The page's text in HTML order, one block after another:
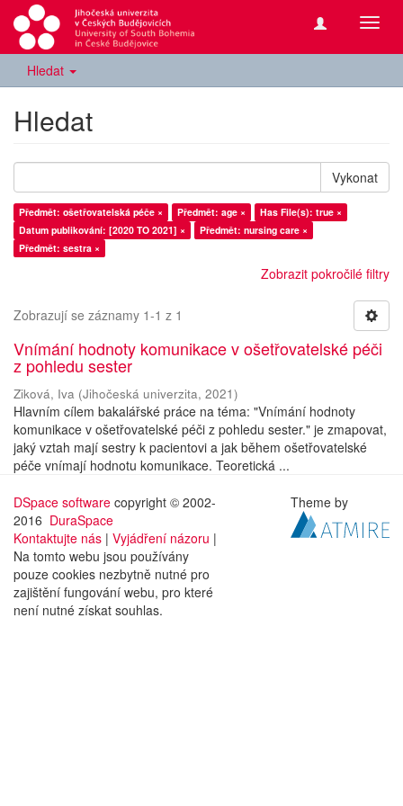
Hledat
Hledat
Vykonat
Předmět: ošetřovatelská péče × Předmět: age ×
Has File(s): true ×
Datum publikování: [2020 TO 2021] ×
Předmět: nursing care ×
Předmět: sestra ×
Zobrazit pokročilé filtry
Zobrazují se záznamy 1-1 z 1
Vnímání hodnoty komunikace v ošetřovatelské péči
z pohledu sester
Ziková, Iva (Jihočeská univerzita, 2021)
Hlavním cílem bakalářské práce na téma: "Vnímání hodnoty
komunikace v ošetřovatelské péči z pohledu sester." je zmapovat,
jaký vztah mají sestry k pacientovi a jak během ošetřovatelské
péče vnímají hodnotu komunikace. Teoretická ...
DSpace software copyright © 2002-
2016 DuraSpace
Kontaktujte nás | Vyjádření názoru |
Na tomto webu jsou používány
pouze cookies nezbytně nutné pro
zajištění fungování webu, pro které
není nutné získat souhlas.
Theme by